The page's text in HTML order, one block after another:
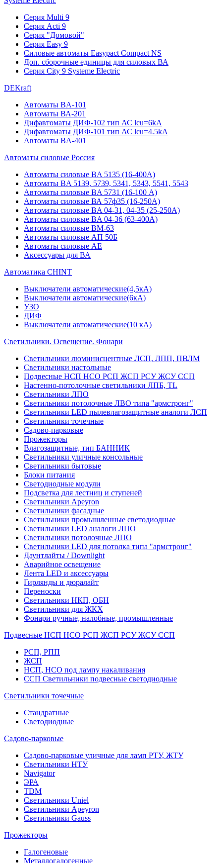
Серия Multi 9
Серия Acti 9
Серия "Домовой"
Серия Easy 9
Силовые автоматы Easypact Compact NS
Доп. сборочные единицы для силовых ВА
Серия City 9 Systeme Electric
DEKraft
Автоматы BA-101
Автоматы ВА-201
Дифавтоматы ДИФ-102 тип АС lcu=6kA
Дифавтоматы ДИФ-101 тип АС lcu=4.5kA
Автоматы BA-401
Автоматы силовые Россия
Автоматы силовые BA 5135 (16-400А)
Автоматы BA 5139, 5739, 5341, 5343, 5541, 5543
Автоматы силовые BA 5731 (16-100 А)
Автоматы силовые ВА 57ф35 (16-250А)
Автоматы силовые BA 04-31, 04-35 (25-250А)
Автоматы силовые BA 04-36 (63-400А)
Автоматы силовые ВМ-63
Автоматы силовые АП 50Б
Автоматы силовые АЕ
Аксессуары для ВА
Автоматика CHINT
Выключатели автоматические(4,5кА)
Выключатели автоматические(6кА)
УЗО
ДИФ
Выключатели автоматические(10 кА)
Светильники. Освещение. Фонари
Светильники люминисцентные ЛСП, ЛПП, ПВЛМ
Светильники настольные
Подвесные НСП НСО РСП ЖСП РСУ ЖСУ ССП
Настенно-потолочные светильники ЛПБ, TL
Светильники ЛПО
Светильники потолочные ЛВО типа "армстронг"
Светильники LED пылевлагозащитные аналоги ЛСП
Светильники точечные
Садово-парковые
Прожекторы
Влагозащитные, тип БАННИК
Светильники уличные консольные
Светильники бытовые
Блоки питания
Светодиодные модули
Подсветка для лестниц и ступеней
Светильники Apeyron
Светильники фасадные
Светильники промышленные светодиодные
Светильники LED аналоги ЛПО
Светильники потолочные ЛПО
Светильники LED для потолка типа "армстронг"
Даунтлайты / Downlight
Аварийное освещение
Лента LED и аксессуары
Гирлянды и дюралайт
Переноски
Светильники НКП, ОБН
Светильники для ЖКХ
Фонари ручные, налобные, промышленные
Подвесные НСП НСО РСП ЖСП РСУ ЖСУ ССП
РСП, РПП
ЖСП
НСП, НСО под лампу накаливания
ССП Светильники подвесные светодиодные
Светильники точечные
Стандратные
Светодиодные
Садово-парковые
Садово-парковые уличные для ламп РТУ, ЖТУ
Светильники НТУ
Navigator
ЭРА
TDM
Светильники Uniel
Светильники Apeyron
Светильники Gauss
Прожекторы
Галогеновые
Металлогалогенные